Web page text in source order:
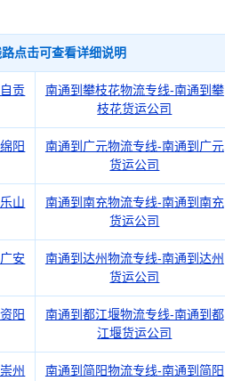
点击可查看详细说明
贡
南通到攀枝花物流专线-南通到攀
枝花货运公司
阳
南通到广元物流专线-南通到广元
货运公司
山
南通到南充物流专线-南通到南充
货运公司
安
南通到达州物流专线-南通到达州
货运公司
阳
南通到都江堰物流专线-南通到都
江堰货运公司
州
南通到简阳物流专线-南通到简阳